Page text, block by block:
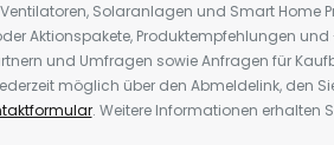
Solaranlagen und Smart Home
Aktionspakete, Produktempfehlungen
und Umfragen sowie Anfragen für
möglich über den Abmeldelink, den
. Weitere Informationen erhalten